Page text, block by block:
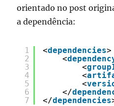
orientado no post
a dependência:
1
2
3
4
5
6
7
<dependencies>
<
<
<
<
</
</dependencies